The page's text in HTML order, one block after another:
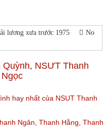
lương xưa trước 1975
No
Quỳnh, NSƯT Thanh
hay nhất của NSUT Thanh
Ngân, Thanh Hằng, Thanh